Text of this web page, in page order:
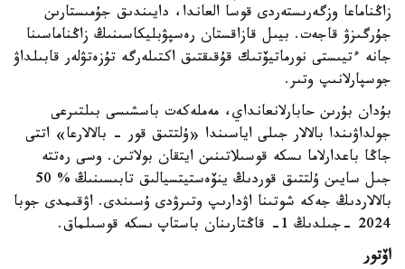
زاڭناماعا وزگەرىستەردى قوسا العاندا، دايىندىق جۇمىستارىن
جۇرگىزۋ قاجەت. بيىل قازاقستان رەسپۋبليكاسىنىڭ زاڭناماسىنا
جانە ءتيىستى نورماتيۆتىك قۇقىقتىق اكتىلەرگە تۇزەتۋلەر قابىلداۋ
جوسپارلانىپ وتىر.
بۇدان بۇرىن حابارلانعانداي، مەملەكەت باسشىسى بىلتىرعى
جولداۋىندا بالالار جىلى اياسىندا «ۇلتتىق قور - بالالارعا» اتتى
جاڭا باعدارلاما ىسكە قوسىلاتىنىن ايتقان بولاتىن. وسى رەتتە
جىل سايىن ۇلتتىق قوردىڭ ينۆەستيتسيالىق تابىسىنىڭ % 50
بالالاردىڭ جەكە شوتىنا اۋدارىپ وتىرۋدى ۇسىندى. اۋقىمدى جوبا
2024 -جىلدىڭ 1- قاڭتارىنان باستاپ ىسكە قوسىلماق.
اۆتور